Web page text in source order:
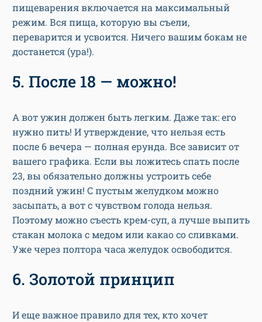
пищеварения включается на максимальный
режим. Вся пища, которую вы съели,
переварится и усвоится. Ничего вашим бокам не
достанется (ура!).
5. После 18 — можно!
А вот ужин должен быть легким. Даже так: его
нужно пить! И утверждение, что нельзя есть
после 6 вечера — полная ерунда. Все зависит от
вашего графика. Если вы ложитесь спать после
23, вы обязательно должны устроить себе
поздний ужин! С пустым желудком можно
засыпать, а вот с чувством голода нельзя.
Поэтому можно съесть крем-суп, а лучше выпить
стакан молока с медом или какао со сливками.
Уже через полтора часа желудок освободится.
6. Золотой принцип
И еще важное правило для тех, кто хочет